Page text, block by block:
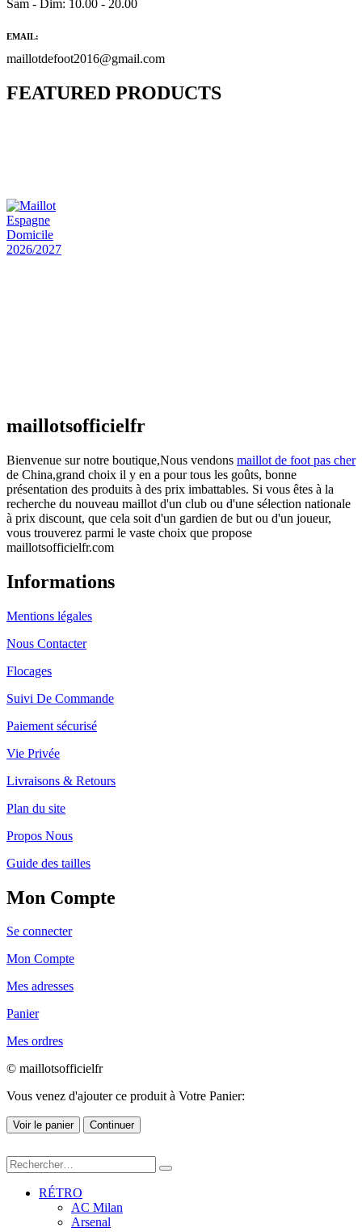
Sam - Dim: 10.00 - 20.00
EMAIL:
maillotdefoot2016@gmail.com
FEATURED PRODUCTS
maillotsofficielfr
Bienvenue sur notre boutique,Nous vendons maillot de foot pas cher
de China,grand choix il y en a pour tous les goûts, bonne
présentation des produits à des prix imbattables. Si vous êtes à la
recherche du nouveau maillot d'un club ou d'une sélection nationale
à prix discount, que cela soit d'un gardien de but ou d'un joueur,
vous trouverez parmi le vaste choix que propose
maillotsofficielfr.com
Informations
Mentions légales
Nous Contacter
Flocages
Suivi De Commande
Paiement sécurisé
Vie Privée
Livraisons & Retours
Plan du site
Propos Nous
Guide des tailles
Mon Compte
Se connecter
Mon Compte
Mes adresses
Panier
Mes ordres
© maillotsofficielfr
Vous venez d'ajouter ce produit à Votre Panier:
Voir le panier Continuer
RÉTRO
AC Milan
Arsenal